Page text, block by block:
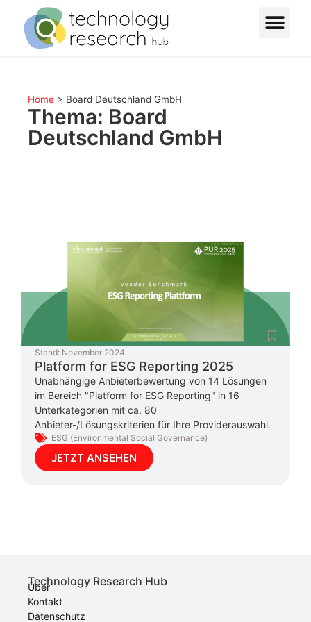
Home > Board Deutschland GmbH
Thema: Board
Deutschland GmbH
Stand: November 2024
Platform for ESG Reporting 2025
Unabhängige Anbieterbewertung von 14 Lösungen
im Bereich "Platform for ESG Reporting" in 16
Unterkategorien mit ca. 80
Anbieter-/Lösungskriterien für Ihre Providerauswahl.
ESG (Environmental Social Governance)
JETZT ANSEHEN
Technology Research Hub
Über
Kontakt
Datenschutz